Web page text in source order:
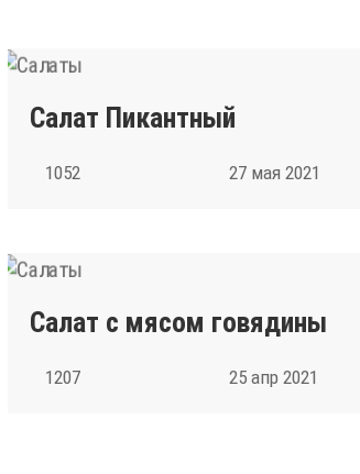
Салат Пикантный
1052 27 мая 2021
Салат с мясом говядины
1207 25 апр 2021